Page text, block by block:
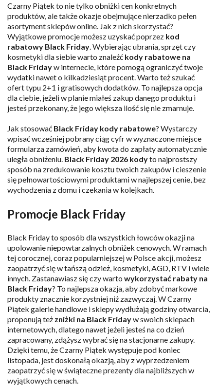
Czarny Piątek to nie tylko obniżki cen konkretnych
produktów, ale także okazje obejmujące nierzadko pełen
asortyment sklepów online. Jak z nich skorzystać?
Wyjątkowe promocje możesz uzyskać poprzez kod
rabatowy Black Friday . Wybierając ubrania, sprzęt czy
kosmetyki dla siebie warto znaleźć kody rabatowe na
Black Fridayw internecie, które pomogą ograniczyć twoje
wydatki nawet o kilkadziesiąt procent. Warto też szukać
ofert typu 2+1 i gratisowych dodatków. To najlepsza opcja
dla ciebie, jeżeli w planie miałeś zakup danego produktu i
jesteś przekonany, że jego większa ilość się nie zmarnuje.
Jak stosować Black Friday kody rabatowe? Wystarczy
wpisać wcześniej pobrany ciąg cyfr w wyznaczone miejsce
formularza zamówień, aby kwota do zapłaty automatycznie
uległa obniżeniu. Black Friday 2026 kodyto najprostszy
sposób na zredukowanie kosztu twoich zakupów i cieszenie
się pełnowartościowymi produktami w najlepszej cenie, bez
wychodzenia z domu i czekania w kolejkach.
Promocje Black Friday
Black Friday to sposób dla wszystkich łowców okazji na
upolowanie niepowtarzalnych obniżek cenowych. W ramach
tej corocznej, coraz popularniejszej w Polsce akcji, możesz
zaopatrzyć się w tańszą odzież, kosmetyki, AGD, RTV i wiele
innych. Zastanawiasz się czy warto wykorzystać rabaty na
Black Friday? To najlepsza okazja, aby zdobyć markowe
produkty znacznie korzystniej niż zazwyczaj. W Czarny
Piątek galerie handlowe i sklepy wydłużają godziny otwarcia,
proponują też zniżki na Black Fridayw swoich sklepach
internetowych, dlatego nawet jeżeli jesteś na co dzień
zapracowany, zdążysz wybrać się na stacjonarne zakupy.
Dzięki temu, że Czarny Piątek występuje pod koniec
listopada, jest doskonałą okazją, aby z wyprzedzeniem
zaopatrzyć się w świąteczne prezenty dla najbliższych w
wyjątkowych cenach.